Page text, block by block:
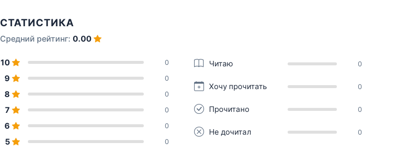
СТАТИСТИКА
Средний рейтинг: 0.00
10 0
9 0
8 0
7 0
6 0
5 0
Читаю 0
Хочу прочитать 0
Прочитано 0
Не дочитал 0